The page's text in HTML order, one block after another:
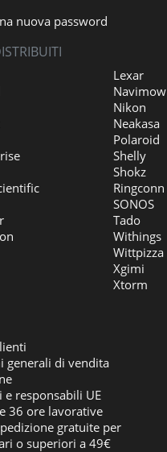
nuova password
Lexar
Navimow
Nikon
Neakasa
Polaroid
Shelly
Shokz
Ringconn
SONOS
Tado
Withings
Wittpizza
Xgimi
Xtorm
generali di vendita
responsabili UE
36 ore lavorative
gratuite per
o superiori a 49€